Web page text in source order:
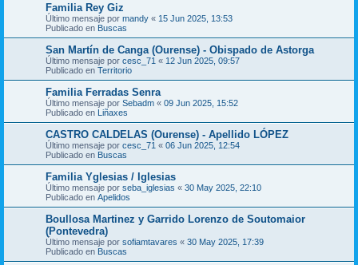
Familia Rey Giz
Último mensaje por mandy « 15 Jun 2025, 13:53
Publicado en Buscas
San Martín de Canga (Ourense) - Obispado de Astorga
Último mensaje por cesc_71 « 12 Jun 2025, 09:57
Publicado en Territorio
Familia Ferradas Senra
Último mensaje por Sebadm « 09 Jun 2025, 15:52
Publicado en Liñaxes
CASTRO CALDELAS (Ourense) - Apellido LÓPEZ
Último mensaje por cesc_71 « 06 Jun 2025, 12:54
Publicado en Buscas
Familia Yglesias / Iglesias
Último mensaje por seba_iglesias « 30 May 2025, 22:10
Publicado en Apelidos
Boullosa Martinez y Garrido Lorenzo de Soutomaior
(Pontevedra)
Último mensaje por sofiamtavares « 30 May 2025, 17:39
Publicado en Buscas